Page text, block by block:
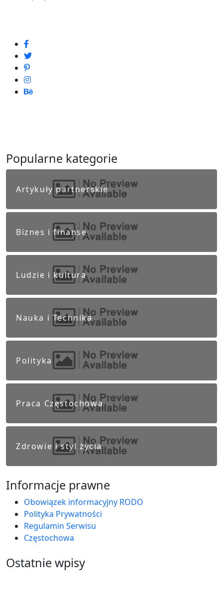
Popularne kategorie
Artykuły partnerskie
Biznes i finanse
Ludzie i kultura
Nauka i Technika
Polityka
Praca Częstochowa
Zdrowie i styl życia
Informacje prawne
Obowiązek informacyjny RODO
Polityka Prywatności
Regulamin Serwisu
Częstochowa
Ostatnie wpisy